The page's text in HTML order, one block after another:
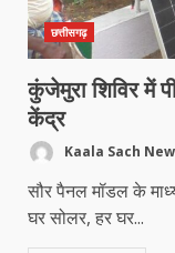
छत्तीसगढ़
कुंजेमुरा शिविर में
केंद्र
Kaala Sach
सौर पैनल मॉडल के
घर सोलर, हर घर...